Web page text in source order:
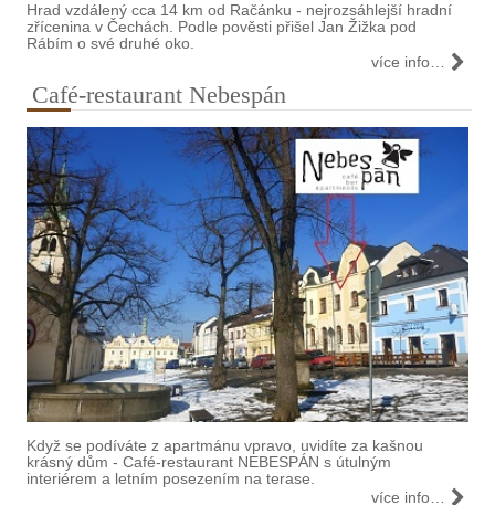
Hrad vzdálený cca 14 km od Račánku - nejrozsáhlejší hradní
zřícenina v Čechách. Podle pověsti přišel Jan Žižka pod
Rábím o své druhé oko.
více info…
Café-restaurant Nebespán
Když se podíváte z apartmánu vpravo, uvidíte za kašnou
krásný dům - Café-restaurant NEBESPÁN s útulným
interiérem a letním posezením na terase.
více info…